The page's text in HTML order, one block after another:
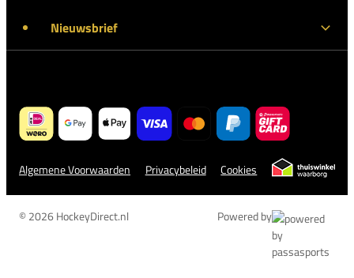
Nieuwsbrief
Algemene Voorwaarden Privacybeleid Cookies
© 2026 HockeyDirect.nl Powered by